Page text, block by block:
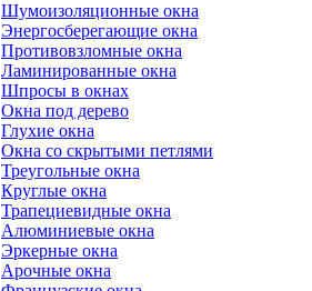
Шумоизоляционные окна
Энергосберегающие окна
Противовзломные окна
Ламинированные окна
Шпросы в окнах
Окна под дерево
Глухие окна
Окна со скрытыми петлями
Треугольные окна
Круглые окна
Трапециевидные окна
Алюминиевые окна
Эркерные окна
Арочные окна